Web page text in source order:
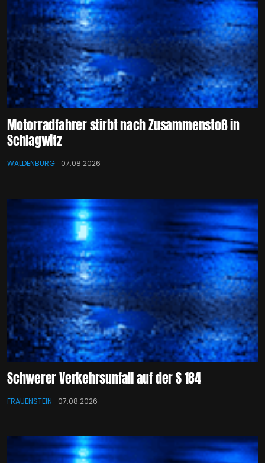
Motorradfahrer stirbt nach Zusammenstoß in
Schlagwitz
WALDENBURG 07.08.2026
Schwerer Verkehrsunfall auf der S 184
FRAUENSTEIN 07.08.2026